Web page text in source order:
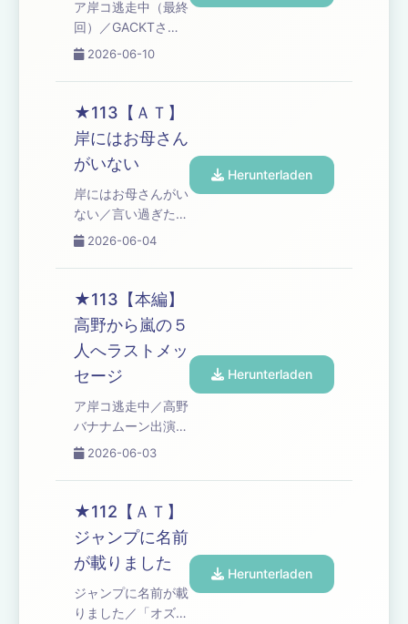
ア岸コ逃走中（最終
回）／GACKTさん
の大喜利／バナナム
鳩／高野から鳩へメ
ッセージ／嵐からメ
ッセージ／気力と体
力／岸家の性教育／
コーナー「高野正成
のなんてったって芸
人魂」「プレイバッ
高野アディショナル
タイム Learn more
choices. Visit
podcastchoices.com/adchoices
2026-06-10
★113【ＡＴ】
岸にはお母さん
がいない
岸にはお母さんがい
ない／言い過ぎた時
のフォロー／コーナ
の言い訳」 Learn
more about your
ad choices. Visit
podcastchoices.com/adchoices
2026-06-04
Herunterladen
★113【本編】
高野から嵐の５
人へラストメッ
セージ
ア岸コ逃走中／高野
バナナムーン出演／
高野から嵐の５人へ
チャーシュー事件の
その後…／コーナー
「高野ブルドッグの
ブチギレ漫談」／高
野アディショナルタ
イム Learn more
about your ad
2026-06-03
Herunterladen
★112【ＡＴ】
ジャンプに名前
が載りました
ジャンプに名前が載
りました／「オズワ
Herunterladen